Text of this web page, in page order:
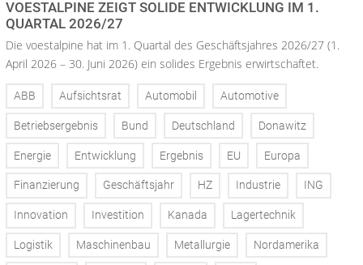
VOESTALPINE ZEIGT SOLIDE ENTWICKLUNG IM 1.
QUARTAL 2026/27
Die voestalpine hat im 1. Quartal des Geschäftsjahres 2026/27 (1.
April 2026 – 30. Juni 2026) ein solides Ergebnis erwirtschaftet.
ABB Aufsichtsrat Automobil Automotive
Betriebsergebnis Bund Deutschland Donawitz
Energie Entwicklung Ergebnis EU Europa
Finanzierung Geschäftsjahr HZ Industrie ING
Innovation Investition Kanada Lagertechnik
Logistik Maschinenbau Metallurgie Nordamerika